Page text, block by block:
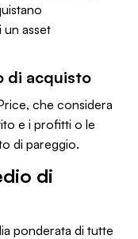
un asset
di acquisto
che considera
e i profitti o le
di pareggio.
di
ponderata di tutte